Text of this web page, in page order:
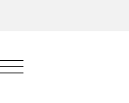
Mobile Menu Toggle